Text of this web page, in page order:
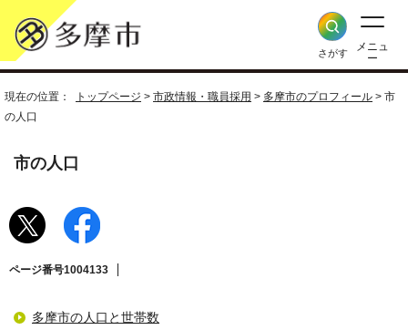
さがす
メニュ
ー
現在の位置： トップページ > 市政情報・職員採用 > 多摩市のプロフィール > 市
の人口
市の人口
ページ番号1004133
多摩市の人口と世帯数